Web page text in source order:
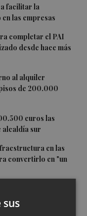
facilitar la
las empresas
completar el PAI
desde hace más
al alquiler
de 200.000
euros las
alcaldía sur
en las
convertirlo en "un
sus